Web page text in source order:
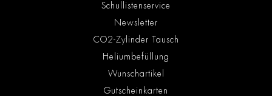
Schullistenservice
Newsletter
CO2-Zylinder Tausch
Heliumbefüllung
Wunschartikel
Gutscheinkarten